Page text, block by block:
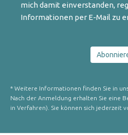
mich damit einverstanden,
Informationen per E-Mail zu
* Weitere Informationen finden Sie in
Nach der Anmeldung erhalten Sie eine
in Verfahren). Sie können sich jederzeit